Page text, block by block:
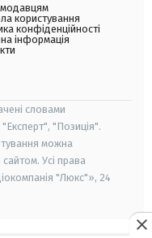
користування
конфіденційності
інформація
словами
"Позиція".
можна
Усі права
"Люкс"», 24